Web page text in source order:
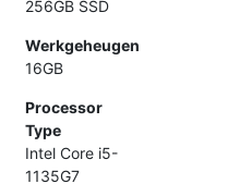
256GB SSD
Werkgeheugen
16GB
Processor
Type
Intel Core i5-
1135G7